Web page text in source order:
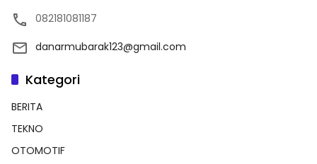
082181081187
danarmubarak123@gmail.com
Kategori
BERITA
TEKNO
OTOMOTIF